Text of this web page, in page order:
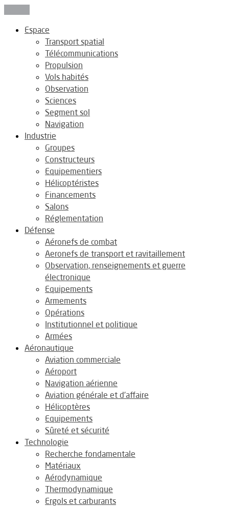
Espace
Transport spatial
Télécommunications
Propulsion
Vols habités
Observation
Sciences
Segment sol
Navigation
Industrie
Groupes
Constructeurs
Equipementiers
Hélicoptéristes
Financements
Salons
Réglementation
Défense
Aéronefs de combat
Aeronefs de transport et ravitaillement
Observation, renseignements et guerre
électronique
Equipements
Armements
Opérations
Institutionnel et politique
Armées
Aéronautique
Aviation commerciale
Aéroport
Navigation aérienne
Aviation générale et d’affaire
Hélicoptères
Equipements
Sûreté et sécurité
Technologie
Recherche fondamentale
Matériaux
Aérodynamique
Thermodynamique
Ergols et carburants